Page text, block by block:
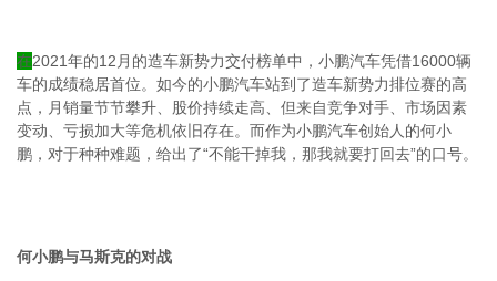
在2021年的12 月的造车新势力交付榜单中，小鹏汽车凭借16000辆
车的成绩稳居首位。如今的小鹏汽车站到了造车新势力排位赛的高
点，月销量节节攀升、股价持续走高、但来自竞争对手、市场因素
变动、亏损加大等危机依旧存在。而作为小鹏汽车创始人的何小
鹏，对于种种难题，给出了“不能干掉我，那我就要打回去”的口号。
何小鹏与马斯克的对战